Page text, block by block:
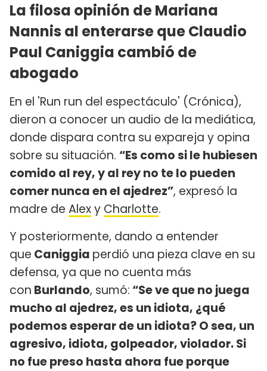
La filosa opinión de Mariana
Nannis al enterarse que Claudio
Paul Caniggia cambió de
abogado
En el 'Run run del espectáculo' (Crónica),
dieron a conocer un audio de la mediática,
donde dispara contra su expareja y opina
sobre su situación. “Es como si le hubiesen
comido al rey, y al rey no te lo pueden
comer nunca en el ajedrez”, expresó la
madre de Alexy Charlotte.
Y posteriormente, dando a entender
que Caniggia perdió una pieza clave en su
defensa, ya que no cuenta más
con Burlando, sumó: “Se ve que no juega
mucho al ajedrez, es un idiota, ¿qué
podemos esperar de un idiota? O sea, un
agresivo, idiota, golpeador, violador. Si
no fue preso hasta ahora fue porque